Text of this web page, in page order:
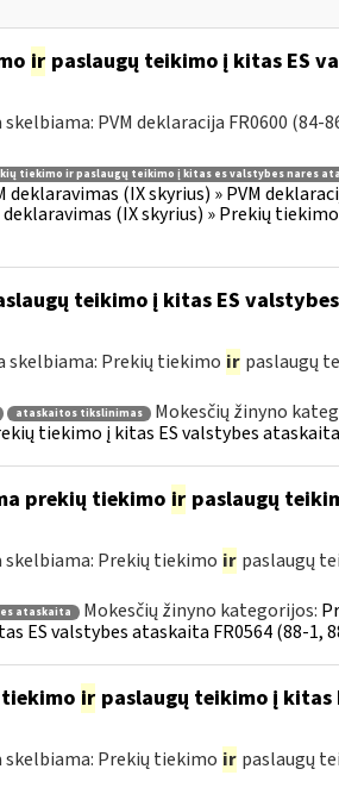
irpaslaugų teikimo į kitas ES
PVM deklaracija FR0600 (84-
tiekimo ir paslaugų teikimo į kitas es valstybes nares
(IX skyrius) » PVM
(IX skyrius) » Prekių
teikimo į kitas ES
skelbiama: Prekių tiekimo ir paslaugų
ataskaitos tikslinimas Mokesčių žinyno
tiekimo į kitas ES valstybes
prekių tiekimo irpaslaugų
skelbiama: Prekių tiekimo ir paslaugų
ataskaita Mokesčių žinyno kategorijos:
ES valstybes ataskaita FR0564 (88-1,
irpaslaugų teikimo į kitas
skelbiama: Prekių tiekimo ir paslaugų